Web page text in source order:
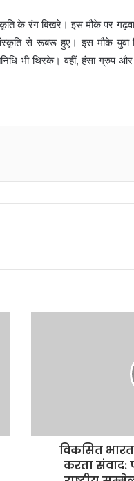
के रंग बिखरे। इस मौके पर
से रूबरू हुए। इस मौके युवा
भी थिरके। वहीं, हंसा ग्रुप
विकसित
करता